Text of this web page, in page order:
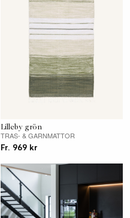
Lilleby grön
TRAS- & GARNMATTOR
Fr. 969 kr